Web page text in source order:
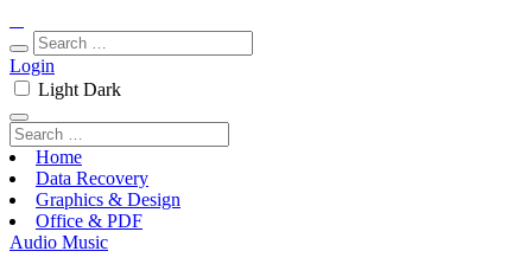
Login
Light Dark
Home
Data Recovery
Graphics & Design
Office & PDF
Audio Music